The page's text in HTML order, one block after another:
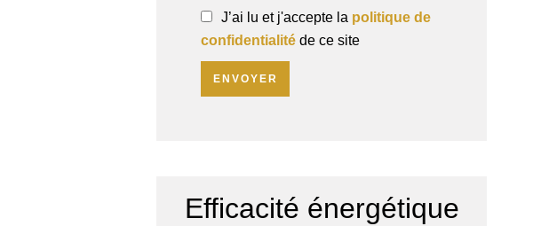
J’ai lu et j'accepte la politique de
confidentialité de ce site
ENVOYER
Efficacité énergétique